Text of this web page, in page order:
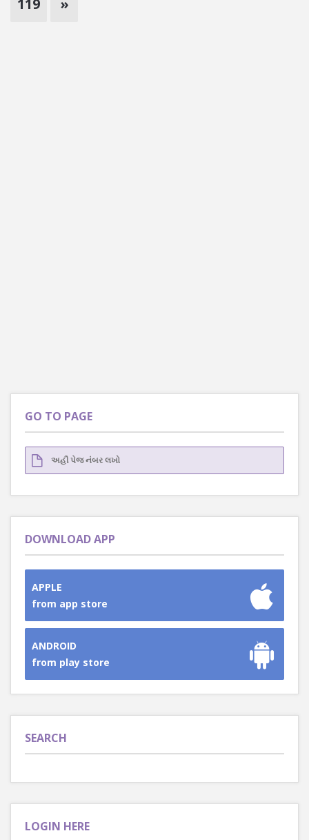
119 »
GO TO PAGE
DOWNLOAD APP
APPLE
from app store
ANDROID
from play store
SEARCH
LOGIN HERE